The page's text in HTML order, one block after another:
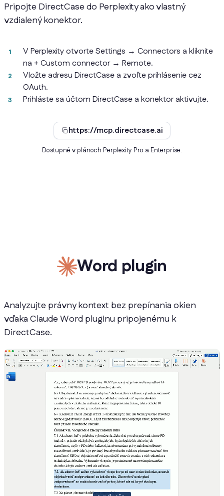
Pripojte DirectCase do Perplexity ako vlastný
vzdialený konektor.
V Perplexity otvorte Settings → Connectors a kliknite
na + Custom connector → Remote.
Vložte adresu DirectCase a zvoľte prihlásenie cez
OAuth.
Prihláste sa účtom DirectCase a konektor aktivujte.
https://mcp.directcase.ai
Dostupné v plánoch Perplexity Pro a Enterprise.
Word plugin
Analyzujte právny kontext bez prepínania okien
vďaka Claude Word pluginu pripojenému k
DirectCase.